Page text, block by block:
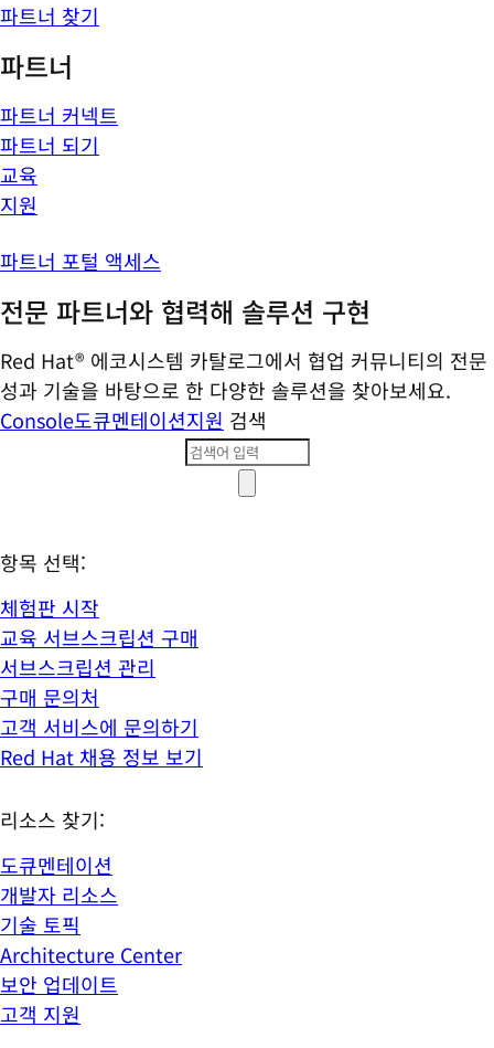
파트너 찾기
파트너
파트너 커넥트
파트너 되기
교육
지원
파트너 포털 액세스
전문 파트너와 협력해 솔루션 구현
Red Hat® 에코시스템 카탈로그에서 협업 커뮤니티의 전문
성과 기술을 바탕으로 한 다양한 솔루션을 찾아보세요.
Console도큐멘테이션지원 검색
항목 선택:
체험판 시작
교육 서브스크립션 구매
서브스크립션 관리
구매 문의처
고객 서비스에 문의하기
Red Hat 채용 정보 보기
리소스 찾기:
도큐멘테이션
개발자 리소스
기술 토픽
Architecture Center
보안 업데이트
고객 지원